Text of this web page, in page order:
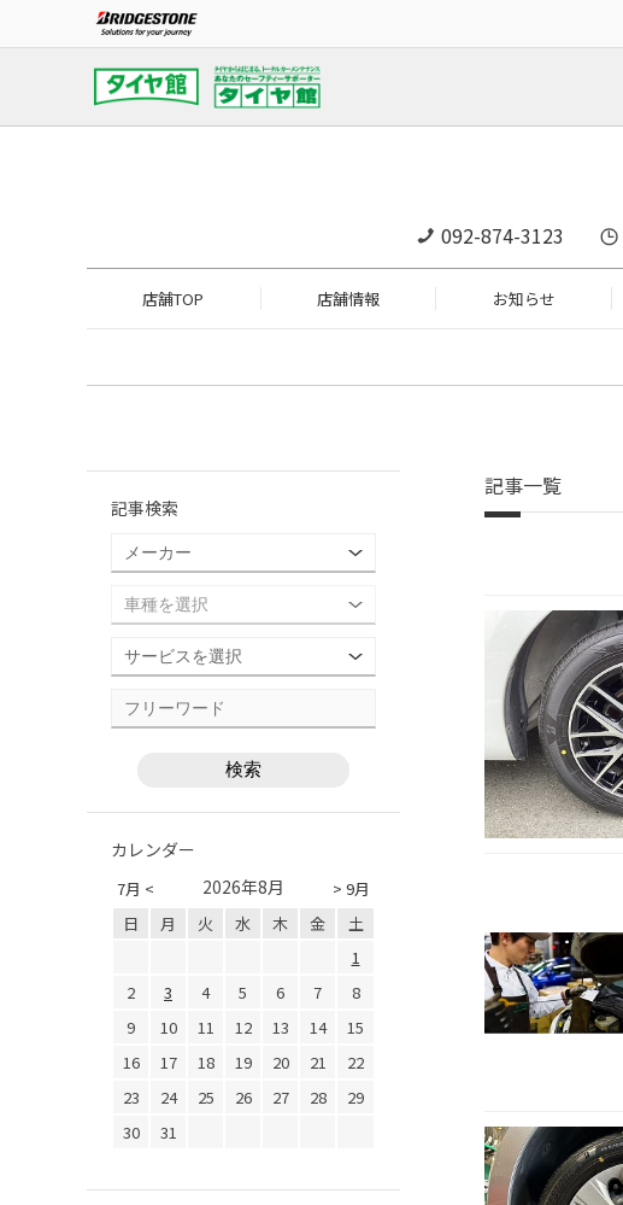
092-874-3123
店舗TOP 店舗情報 お知らせ
記事一覧
記事検索
カレンダー
7月 < > 9月
2026年8月
日 月 火 水 木 金
土
1
2
3 4 5 6 7
8
9
10 11 12 13 14
15
16
17 18 19 20 21
22
23
24 25 26 27 28
29
30
31